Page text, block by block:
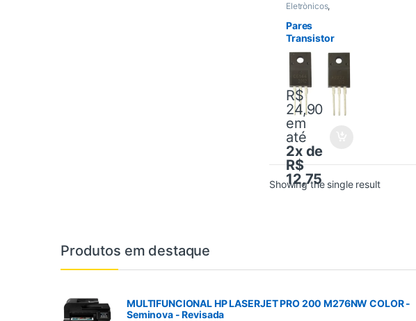
Eletrònicos,
Transistores
Pares
Transistor
C6144 E
A2222 Epson
L355 L210
L365 Xp214
R$
24,90
em
até
2x de
R$
12,75
Showing the single result
Produtos em destaque
MULTIFUNCIONAL HP LASERJET PRO 200 M276NW COLOR -
Seminova - Revisada